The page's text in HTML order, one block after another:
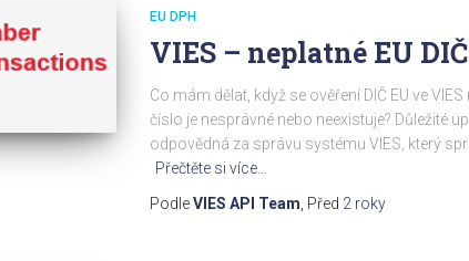
EU DPH
VIES – neplatné EU
Co mám dělat, když se ověření DIČ EU ve
číslo je nesprávné nebo neexistuje? Důležité
odpovědná za správu systému VIES, který
Přečtěte si více…
PodleVIES API Team , Před 2 roky